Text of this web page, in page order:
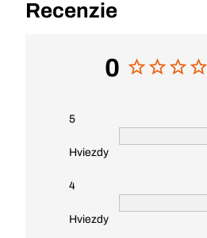
Recenzie
0
5
Hviezdy
4
Hviezdy